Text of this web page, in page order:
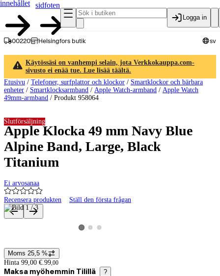
innehållet
sidfoten
Logga in
00220 Helsingfors butik sv
Käytössäsi on vanhempi selain, jota Verkkokauppa.com-
sivusto ei enää tue. Lue lisää täältä.
Etusivu / Telefoner, surfplattor och klockor / Smartklockor och bärbara
enheter / Smartklocksarmband / Apple Watch-armband / Apple Watch
49mm-armband / Produkt 958064
Apple Klocka 49 mm Navy Blue
Alpine Band, Large, Black
Titanium
Ei arvosanaa
Recensera produkten Ställ den första frågan
Slutförsäljning
Produktbilder och videor
Visa produktbild 1
Visa produktbild 2
Visa produktbild 3
Prisinformation
Moms 25,5 %
Hinta 99,00 €. 99,00
Maksa myöhemmin Tilillä ?